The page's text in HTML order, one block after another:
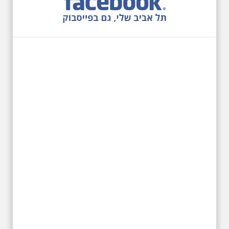
27.6.2026 - שבת בשעה
10:00 בבוקר. שכונת אבו
ביקור מיוחד בכנסיה